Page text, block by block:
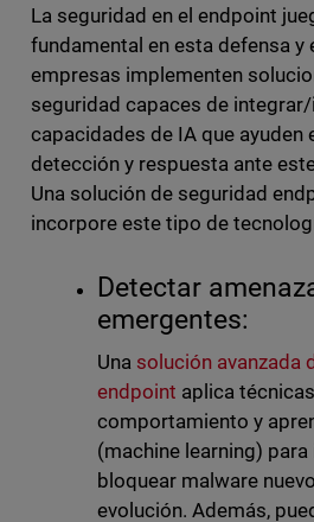
La seguridad en el endpoint
fundamental en esta defensa y
empresas implementen
seguridad capaces de
capacidades de IA que ayuden
detección y respuesta ante
Una solución de seguridad
incorpore este tipo de
Detectar
emergentes:
Una solución avanzada
endpoint aplica
comportamiento y
(machine learning)
bloquear malware
evolución. Además,